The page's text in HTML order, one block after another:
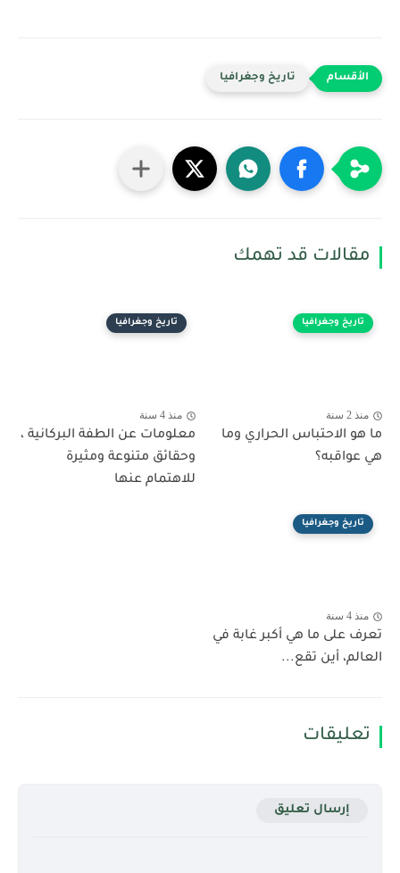
تاريخ وجغرافيا
مقالات قد تهمك
تاريخ وجغرافيا
منذ 2 سنة
ما هو الاحتباس الحراري وما
هي عواقبه؟
تاريخ وجغرافيا
منذ 4 سنة
معلومات عن الطفة البركانية ،
وحقائق متنوعة ومثيرة
للاهتمام عنها
تاريخ وجغرافيا
منذ 4 سنة
تعرف على ما هي أكبر غابة في
العالم، أين تقع...
تعليقات
إرسال تعليق